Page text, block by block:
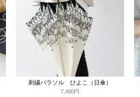
刺繍パラソル ひよこ（日傘）
7,480円